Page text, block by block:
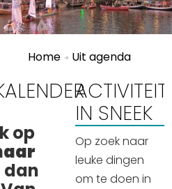
Home Uit agenda
op
dan
IN SNEEK
Op zoek naar
leuke dingen
om te doen in